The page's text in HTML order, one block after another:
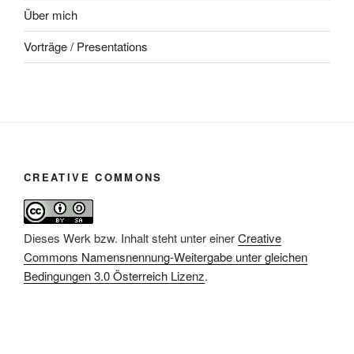
Über mich
Vorträge / Presentations
CREATIVE COMMONS
Dieses Werk bzw. Inhalt steht unter einerCreative
Commons Namensnennung-Weitergabe unter gleichen
Bedingungen 3.0 Österreich Lizenz.